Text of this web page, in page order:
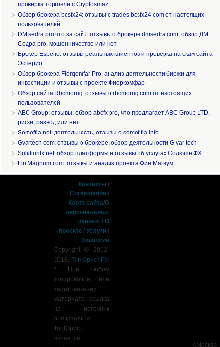
проверка торговли с Cryptosmaz
Обзор брокера bcsfx24: отзывы о trades bcsfx24 com от настоящих
пользователей
DM sedra pro что за сайт: отзывы о брокере dmsedra com, обзор ДМ
Седра pro, мошенничество или нет
Брокер Esperio: отзывы реальных клиентов и проверка на скам сайта
Эсперио
Обзор брокера Fiorqomfar Pro, анализ деятельности биржи для
инвестиции и отзывы о проекте Фиоркомфар
Обзор сайта Rbcmorng: отзывы о rbcmorng com от настоящих
пользователей
ABC Group: отзывы, обзор abcfx pro, что предлагает ABC Group LTD,
риски, развод или нет
Somoffia net: деятельность, отзывы о somof fia info
Gvartech com: отзывы о брокере, обзор деятельности G var tech
Solutionfx net: обзор платформы и отзывы об услугах Солюшн ФХ
Fin Magnum com: отзывы и анализ проекта Фин Магнум
Контакты /
Соглашение /
Карта сайта/О
персональных
данных /О
проекте /Услуги /
Вакансии
Copyright © 2012-
2018,ТопЮрист.РУ.
* При любом
копировании или
заимствовании
материала ссылка
на источник
обязательна!
ТопЮрист
является
г.Москва